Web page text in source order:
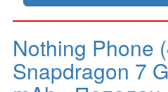
Nothing Phone
Snapdragon 7